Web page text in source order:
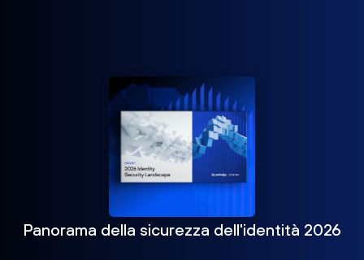
Panorama della sicurezza dell'identità 2026